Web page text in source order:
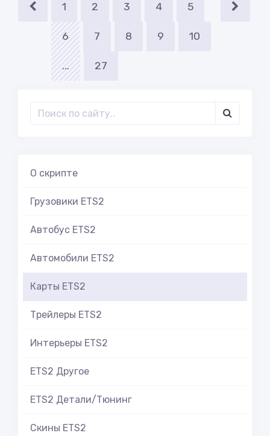
1 2 3 4 5
6 7 8 9 10
... 27
О скрипте
Грузовики ETS2
Автобус ETS2
Автомобили ETS2
Карты ETS2
Трейлеры ETS2
Интерьеры ETS2
ETS2 Другое
ETS2 Детали/Тюнинг
Скины ETS2